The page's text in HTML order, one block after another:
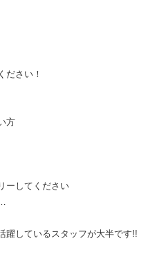
ださい！
方
ーしてください
躍しているスタッフが大半です!!